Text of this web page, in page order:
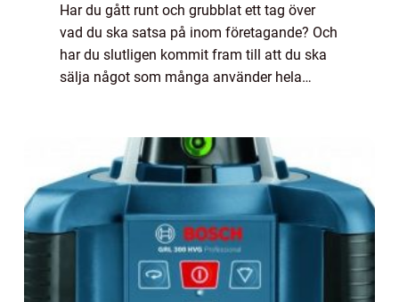
Har du gått runt och grubblat ett tag över
vad du ska satsa på inom företagande? Och
har du slutligen kommit fram till att du ska
sälja något som många använder hela